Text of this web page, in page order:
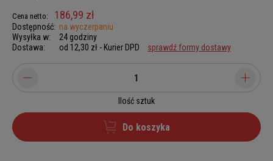
Cena netto: 186,99 zł
Dostępność: na wyczerpaniu
Wysyłka w:
24 godziny
Dostawa:
od 12,30 zł - Kurier DPD sprawdź formy dostawy
Ilość sztuk
Do koszyka